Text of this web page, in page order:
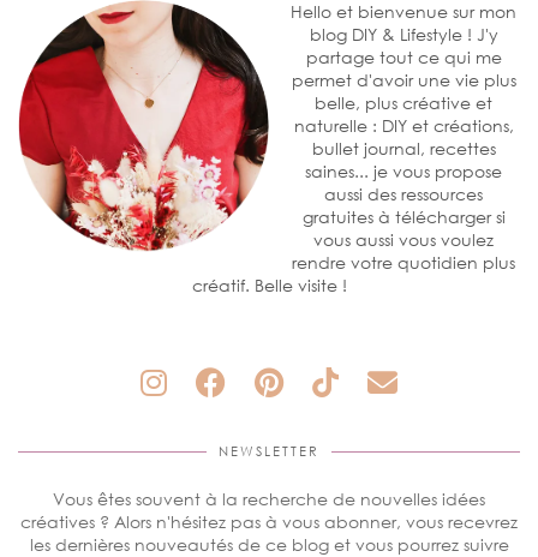
Hello et bienvenue sur mon
blog DIY & Lifestyle ! J'y
partage tout ce qui me
permet d'avoir une vie plus
belle, plus créative et
naturelle : DIY et créations,
bullet journal, recettes
saines... je vous propose
aussi des ressources
gratuites à télécharger si
vous aussi vous voulez
rendre votre quotidien plus
créatif. Belle visite !
NEWSLETTER
Vous êtes souvent à la recherche de nouvelles idées
créatives ? Alors n'hésitez pas à vous abonner, vous recevrez
les dernières nouveautés de ce blog et vous pourrez suivre